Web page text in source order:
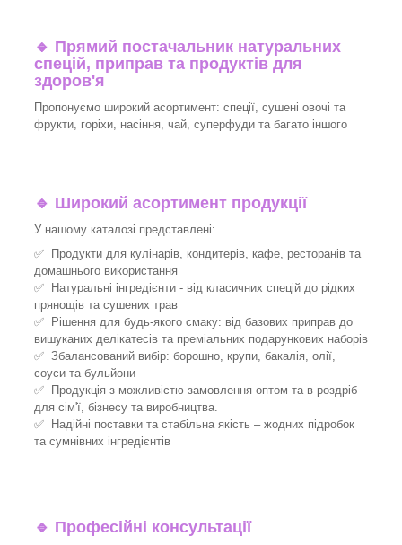
🔹 Прямий постачальник натуральних
спецій, приправ та продуктів для
здоров'я
Пропонуємо широкий асортимент: спеції, сушені овочі та
фрукти, горіхи, насіння, чай, суперфуди та багато іншого
🔹 Широкий асортимент продукції
У нашому каталозі представлені:
✅ Продукти для кулінарів, кондитерів, кафе, ресторанів та
домашнього використання
✅ Натуральні інгредієнти - від класичних спецій до рідких
прянощів та сушених трав
✅ Рішення для будь-якого смаку: від базових приправ до
вишуканих делікатесів та преміальних подарункових наборів
✅ Збалансований вибір: борошно, крупи, бакалія, олії,
соуси та бульйони
✅ Продукція з можливістю замовлення оптом та в роздріб –
для сім'ї, бізнесу та виробництва.
✅ Надійні поставки та стабільна якість – жодних підробок
та сумнівних інгредієнтів
🔹 Професійні консультації